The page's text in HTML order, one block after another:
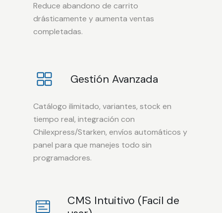
Reduce abandono de carrito
drásticamente y aumenta ventas
completadas.
Gestión Avanzada
Catálogo ilimitado, variantes, stock en
tiempo real, integración con
Chilexpress/Starken, envíos automáticos y
panel para que manejes todo sin
programadores.
CMS Intuitivo (Facil de